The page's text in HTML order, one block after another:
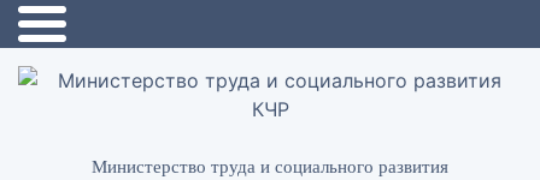
Министерство труда и социального развития